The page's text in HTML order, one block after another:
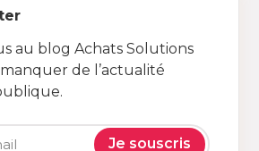
au blog Achats Solutions
de l’actualité
Je souscris